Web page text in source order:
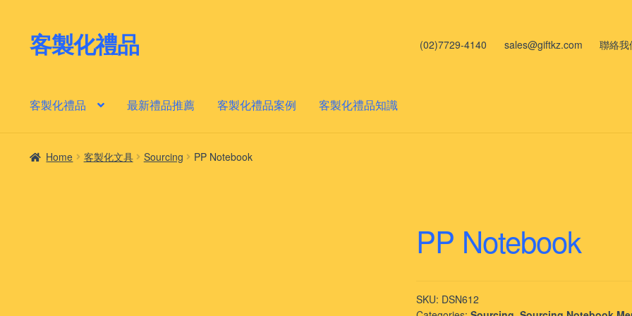
Skip
to
Skip
to
客製化禮品 (02)7729-4140 sales@giftkz.com 聯絡我
客製化禮品 最新禮品推薦 客製化禮品案例 客製化禮品知識
Home 客製化文具 Sourcing PP Notebook
PP Notebook
SKU: DSN612